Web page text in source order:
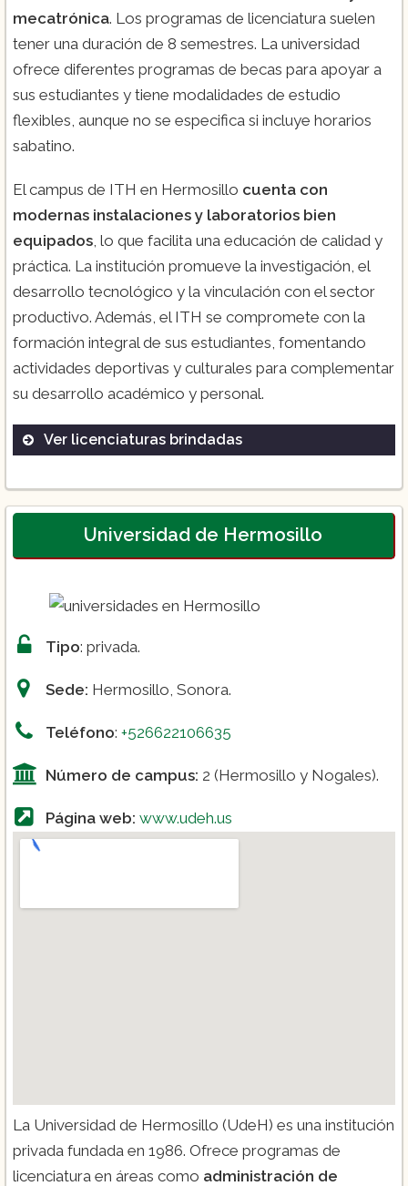
mecatrónica. Los programas de licenciatura suelen
tener una duración de 8 semestres. La universidad
ofrece diferentes programas de becas para apoyar a
sus estudiantes y tiene modalidades de estudio
flexibles, aunque no se especifica si incluye horarios
sabatino.
El campus de ITH en Hermosillo cuenta con
modernas instalaciones y laboratorios bien
equipados, lo que facilita una educación de calidad y
práctica. La institución promueve la investigación, el
desarrollo tecnológico y la vinculación con el sector
productivo. Además, el ITH se compromete con la
formación integral de sus estudiantes, fomentando
actividades deportivas y culturales para complementar
su desarrollo académico y personal​.
Ver licenciaturas brindadas
Ingeniería Aeronáutica
Ingeniería Biomédica
Ingeniería Eléctrica
Ingeniería Electrónica
Ingeniería Industrial
Ingeniería Mecánica
Ingeniería en Sistemas Computacionales
Ingeniería en Gestión Empresarial
Universidad de Hermosillo
Tipo: privada.
Sede: Hermosillo, Sonora.
Teléfono: +526622106635
Número de campus: 2 (Hermosillo y Nogales).
Página web: www.udeh.us
La Universidad de Hermosillo (UdeH) es una institución
privada fundada en 1986. Ofrece programas de
licenciatura en áreas como administración de